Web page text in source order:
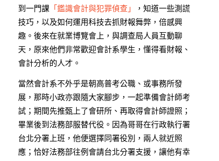
到一門課 「鑑識會計與犯罪偵查」
，知道一些測謊
技巧，以及如何運用科技去抓財報舞弊，倍感興
趣。後來在就業博覽會上，與調查局人員互動聊
天，原來他們非常歡迎會計系學生，懂得看財報、
會計分析的人才。
當然會計系不外乎是朝高普考公職、或事務所發
展，那時小政亦跟隨大家腳步，一起準備會計師考
試；期間先推甄上了會研所、再取得會計師證照；
畢業後到法務部服替代役。因為哥哥在行政執行署
台北分署上班，他便選擇同署役別，兩人就近照
應；恰好法務部往例會請台北分署支援，讓他有幸